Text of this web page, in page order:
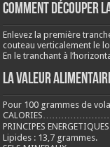
COMMENT DÉCOUPER
Enlevez la première
couteau verticalement le
En le tranchant à
LA VALEUR
Pour 100 grammes de
PRINCIPES
Lipides : 13,7 grammes.